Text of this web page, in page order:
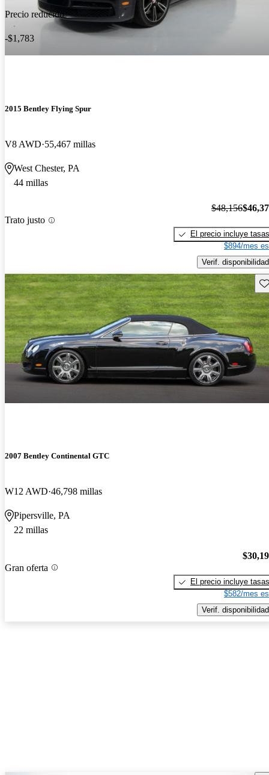
Precio reducido
-$1,783
2015 Bentley Flying Spur
V8 AWD 55,467 millas
West Chester, PA
44 millas
Trato justo
$48,156
El precio incluye tasas
$894/mes
Verif. disponibilidad
2007 Bentley Continental GTC
W12 AWD 46,798 millas
Pipersville, PA
22 millas
Gran oferta
El precio incluye tasas
$582/mes
Verif. disponibilidad